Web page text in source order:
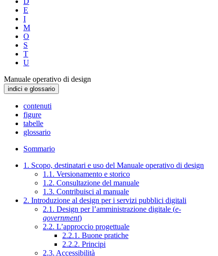
E
I
M
O
S
T
U
Manuale operativo di design
indici e glossario
contenuti
figure
tabelle
glossario
Sommario
1. Scopo, destinatari e uso del Manuale operativo di design
1.1. Versionamento e storico
1.2. Consultazione del manuale
1.3. Contribuisci al manuale
2. Introduzione al design per i servizi pubblici digitali
2.1. Design per l’amministrazione digitale (e-
government)
2.2. L’approccio progettuale
2.2.1. Buone pratiche
2.2.2. Principi
2.3. Accessibilità